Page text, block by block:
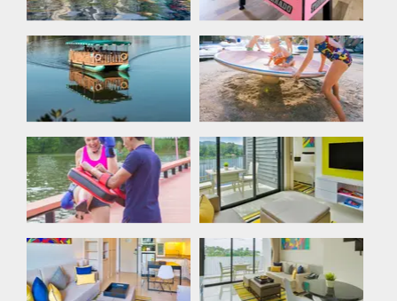
Jetty
Kids
Playground
Muay Thai
One Bedroom
Loft Water
One Bedroom
Suite
Two Bedroom
Loft Water